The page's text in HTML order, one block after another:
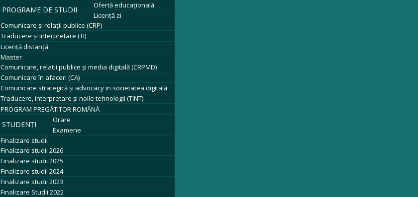
PROGRAME DE STUDII
Ofertă educațională
Licenţă zi
Comunicare și relații publice (CRP)
Traducere și interpretare (TI)
Licenţă distanță
Master
Comunicare, relații publice și media digitală (CRPMD)
Comunicare în afaceri (CA)
Comunicare strategică și advocacy in societatea digitală
Traducere, interpretare și noile tehnologii (TINT)
PROGRAM PREGĂTITOR ROMÂNĂ
STUDENȚI
Orare
Examene
Finalizare studii
Finalizare studii 2026
Finalizare studii 2025
Finalizare studii 2024
Finalizare studii 2023
Finalizare Studii 2022